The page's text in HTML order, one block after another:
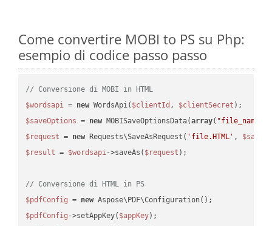
Come convertire MOBI to PS su Php:
esempio di codice passo passo
// Conversione di MOBI in HTML
$wordsapi = new WordsApi( $clientId , $clientSecret
$saveOptions = new MOBISaveOptionsData(array( "file_name"
$request = new Requests\SaveAsRequest( 'file.HTML' ,
$result = $wordsapi->saveAs( $request );
// Conversione di HTML in PS
$pdfConfig = new
$pdfConfig ->setAppKey( $appKey